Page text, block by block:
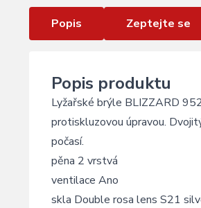
Popis Zeptejte se
Popis produktu
Lyžařské brýle BLIZZARD
protiskluzovou úpravou.
počasí.
pěna 2 vrstvá
ventilace Ano
skla Double rosa lens S21